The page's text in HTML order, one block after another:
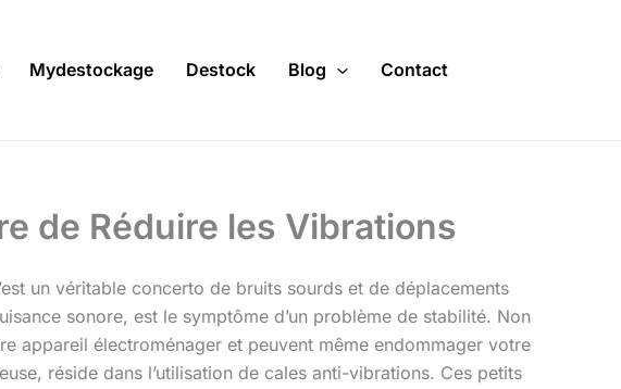
Mydestockage Destock Blog Contact
de Réduire les Vibrations
un véritable concerto de bruits sourds et de déplacements
sonore, est le symptôme d’un problème de stabilité. Non
appareil électroménager et peuvent même endommager votre
réside dans l’utilisation de cales anti-vibrations. Ces petits